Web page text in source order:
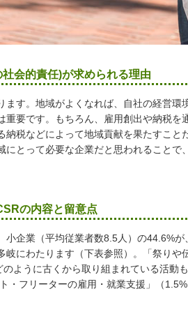
会的責任)が求められる理由
す。地域がよくなれば、自社の経営環
要です。もちろん、雇用創出や納税を
税などによって地域貢献を果たすこと
にとって必要な企業だと思われることで
の内容と留意点
企業（平均従業者数8.5人）の44.6%が
にわたります（下表参照）。「祭りや
ように古くから取り組まれている活動
・フリーターの雇用・就業支援」（